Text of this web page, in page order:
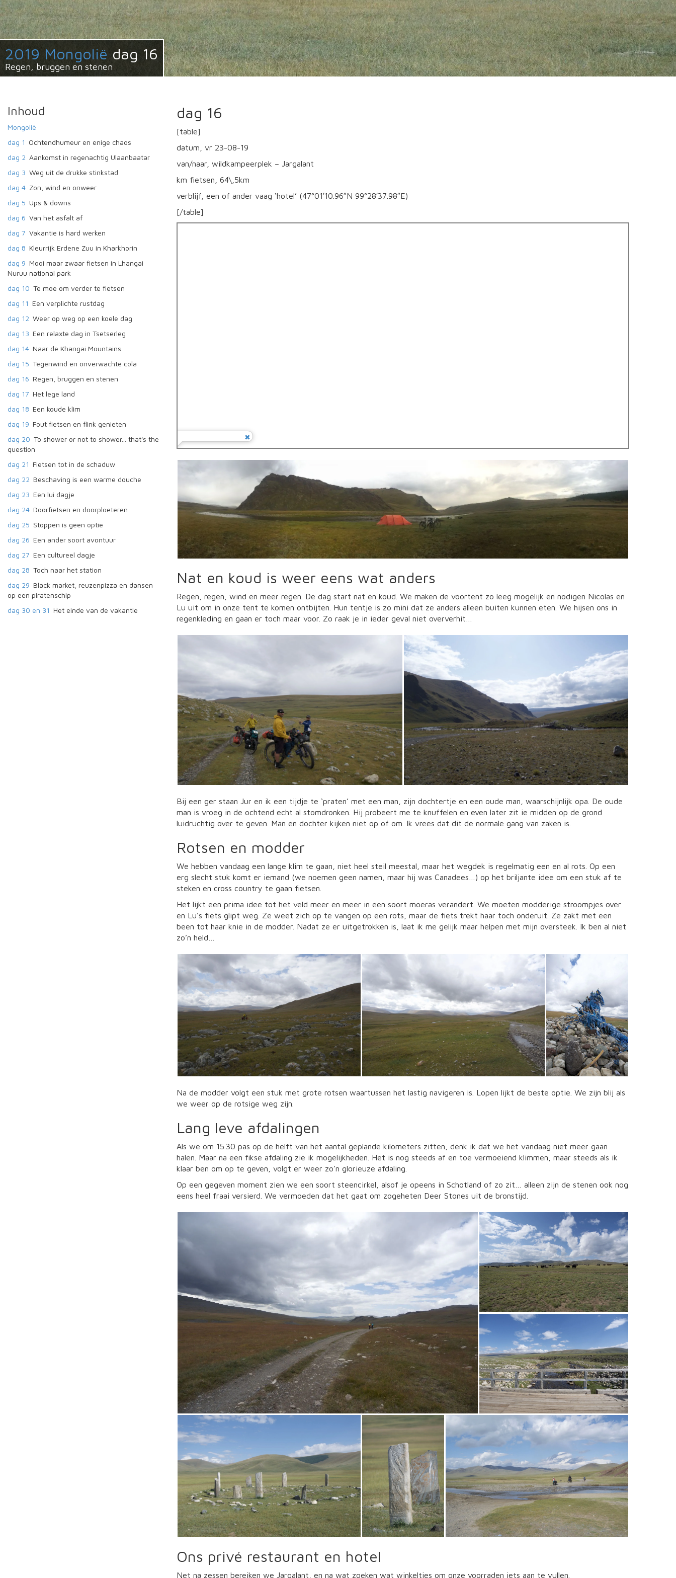
2019 Mongolië dag 16
Regen, bruggen en stenen
dag 16
[table]
datum, vr 23-08-19
van/naar, wildkampeerplek – Jargalant
km fietsen, 64\,5km
verblijf, een of ander vaag ‘hotel’ (47°01′10.96″N 99°28′37.98″E)
[/table]
Nat en koud is weer eens wat anders
Regen, regen, wind en meer regen. De dag start nat en koud. We maken de voortent zo leeg mogelijk en nodigen Nicolas en
Lu uit om in onze tent te komen ontbijten. Hun tentje is zo mini dat ze anders alleen buiten kunnen eten. We hijsen ons in
regenkleding en gaan er toch maar voor. Zo raak je in ieder geval niet oververhit…
Bij een ger staan Jur en ik een tijdje te ‘praten’ met een man, zijn dochtertje en een oude man, waarschijnlijk opa. De oude
man is vroeg in de ochtend echt al stomdronken. Hij probeert me te knuffelen en even later zit ie midden op de grond
luidruchtig over te geven. Man en dochter kijken niet op of om. Ik vrees dat dit de normale gang van zaken is.
Rotsen en modder
We hebben vandaag een lange klim te gaan, niet heel steil meestal, maar het wegdek is regelmatig een en al rots. Op een
erg slecht stuk komt er iemand (we noemen geen namen, maar hij was Canadees…) op het briljante idee om een stuk af te
steken en cross country te gaan fietsen.
Het lijkt een prima idee tot het veld meer en meer in een soort moeras verandert. We moeten modderige stroompjes over
en Lu’s fiets glipt weg. Ze weet zich op te vangen op een rots, maar de fiets trekt haar toch onderuit. Ze zakt met een
been tot haar knie in de modder. Nadat ze er uitgetrokken is, laat ik me gelijk maar helpen met mijn oversteek. Ik ben al niet
zo’n held…
Na de modder volgt een stuk met grote rotsen waartussen het lastig navigeren is. Lopen lijkt de beste optie. We zijn blij als
we weer op de rotsige weg zijn.
Lang leve afdalingen
Als we om 15.30 pas op de helft van het aantal geplande kilometers zitten, denk ik dat we het vandaag niet meer gaan
halen. Maar na een fikse afdaling zie ik mogelijkheden. Het is nog steeds af en toe vermoeiend klimmen, maar steeds als ik
klaar ben om op te geven, volgt er weer zo’n glorieuze afdaling.
Op een gegeven moment zien we een soort steencirkel, alsof je opeens in Schotland of zo zit… alleen zijn de stenen ook nog
eens heel fraai versierd. We vermoeden dat het gaat om zogeheten Deer Stones uit de bronstijd.
Ons privé restaurant en hotel
Net na zessen bereiken we Jargalant, en na wat zoeken wat winkeltjes om onze voorraden iets aan te vullen.
Inhoud
Mongolië
dag 1 Ochtendhumeur en enige chaos
dag 2 Aankomst in regenachtig Ulaanbaatar
dag 3 Weg uit de drukke stinkstad
dag 4 Zon, wind en onweer
dag 5 Ups & downs
dag 6 Van het asfalt af
dag 7 Vakantie is hard werken
dag 8 Kleurrijk Erdene Zuu in Kharkhorin
dag 9 Mooi maar zwaar fietsen in Lhangai
Nuruu national park
dag 10 Te moe om verder te fietsen
dag 11 Een verplichte rustdag
dag 12 Weer op weg op een koele dag
dag 13 Een relaxte dag in Tsetserleg
dag 14 Naar de Khangai Mountains
dag 15 Tegenwind en onverwachte cola
dag 16 Regen, bruggen en stenen
dag 17 Het lege land
dag 18 Een koude klim
dag 19 Fout fietsen en flink genieten
dag 20 To shower or not to shower... that's the
question
dag 21 Fietsen tot in de schaduw
dag 22 Beschaving is een warme douche
dag 23 Een lui dagje
dag 24 Doorfietsen en doorploeteren
dag 25 Stoppen is geen optie
dag 26 Een ander soort avontuur
dag 27 Een cultureel dagje
dag 28 Toch naar het station
dag 29 Black market, reuzenpizza en dansen
op een piratenschip
dag 30 en 31 Het einde van de vakantie